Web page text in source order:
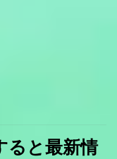
と最新情